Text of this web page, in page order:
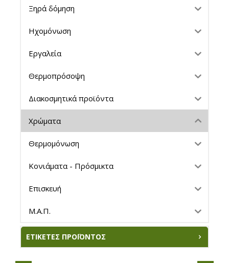
Ξηρά δόμηση
Ηχομόνωση
Εργαλεία
Θερμοπρόσοψη
Διακοσμητικά προϊόντα
Χρώματα
Θερμομόνωση
Κονιάματα - Πρόσμικτα
Επισκευή
Μ.Α.Π.
ΕΤΙΚΈΤΕΣ ΠΡΟΪΌΝΤΟΣ